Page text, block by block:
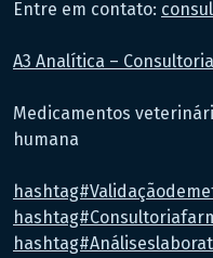
Entre em contato:
A3 Analítica –
Medicamentos
humana